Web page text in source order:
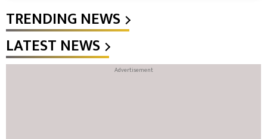
TRENDING NEWS
LATEST NEWS